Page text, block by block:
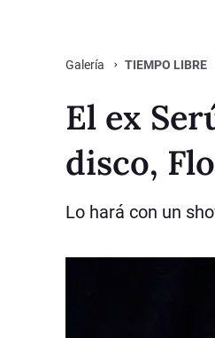
Galería TIEMPO LIBRE
El ex
disco,
Lo hará con un